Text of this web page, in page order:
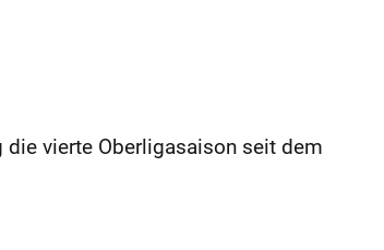
vierte Oberligasaison seit dem